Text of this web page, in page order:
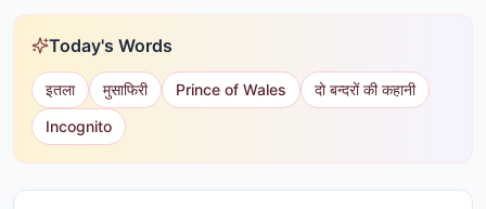
Today's Words
इतला मुसाफिरी Prince of Wales
दो बन्दरों की कहानी
Incognito